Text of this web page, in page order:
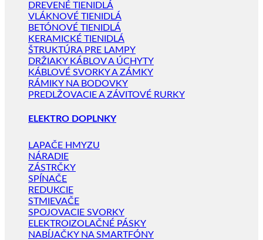
DREVENÉ TIENIDLÁ
VLÁKNOVÉ TIENIDLÁ
BETÓNOVÉ TIENIDLÁ
KERAMICKÉ TIENIDLÁ
ŠTRUKTÚRA PRE LAMPY
DRŽIAKY KÁBLOV A ÚCHYTY
KÁBLOVÉ SVORKY A ZÁMKY
RÁMIKY NA BODOVKY
PREDLŽOVACIE A ZÁVITOVÉ RURKY
ELEKTRO DOPLNKY
LAPAČE HMYZU
NÁRADIE
ZÁSTRČKY
SPÍNAČE
REDUKCIE
STMIEVAČE
SPOJOVACIE SVORKY
ELEKTROIZOLAČNÉ PÁSKY
NABÍJAČKY NA SMARTFÓNY